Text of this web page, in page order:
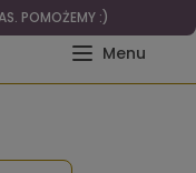
POMOŻEMY :)